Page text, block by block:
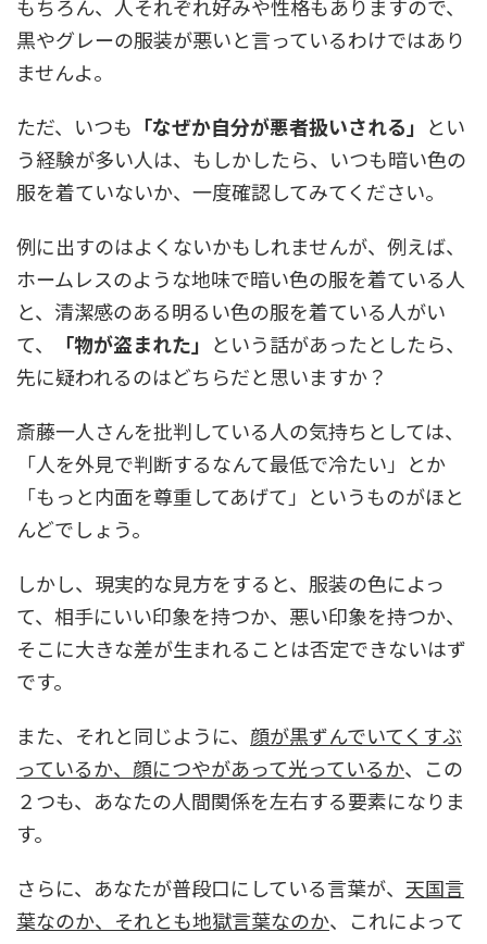
もちろん、人それぞれ好みや性格もありますので、
黒やグレーの服装が悪いと言っているわけではあり
ませんよ。
ただ、いつも 「なぜか自分が悪者扱いされる」 とい
う経験が多い人は、もしかしたら、いつも暗い色の
服を着ていないか、一度確認してみてください。
例に出すのはよくないかもしれませんが、例えば、
ホームレスのような地味で暗い色の服を着ている人
と、清潔感のある明るい色の服を着ている人がい
て、
「物が盗まれた」 という話があったとしたら、
先に疑われるのはどちらだと思いますか？
斎藤一人さんを批判している人の気持ちとしては、
「人を外見で判断するなんて最低で冷たい」とか
「もっと内面を尊重してあげて」というものがほと
んどでしょう。
しかし、現実的な見方をすると、服装の色によっ
て、相手にいい印象を持つか、悪い印象を持つか、
そこに大きな差が生まれることは否定できないはず
です。
また、それと同じように、 顔が黒ずんでいてくすぶ
っているか、顔につやがあって光っているか、この
２つも、あなたの人間関係を左右する要素になりま
す。
さらに、あなたが普段口にしている言葉が、 天国言
葉なのか、それとも地獄言葉なのか、これによって